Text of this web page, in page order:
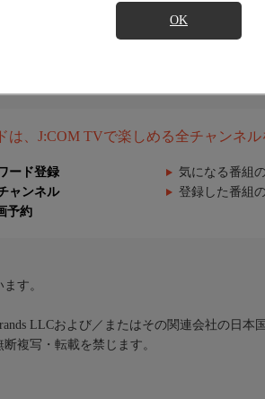
OK
は、J:COM TVで楽しめる全チャンネル
ード登録 気になる番組
ャンネル 登録した番組
予約
す。
LLCおよび／またはその関連会社の日本
複写・転載を禁じます。